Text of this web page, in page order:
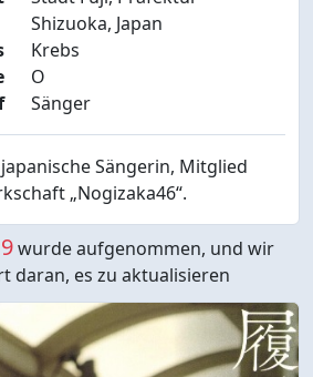
Shizuoka, Japan
Krebs
O
Sänger
Sängerin, Mitglied
„Nogizaka46“.
wurde aufgenommen, und wir
daran, es zu aktualisieren